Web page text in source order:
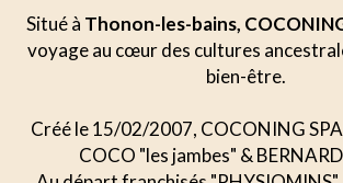
Situé à Thonon-les-bains,
voyage au cœur des cultures
bien-être.
Créé le 15/02/2007, COCONING
COCO "les jambes" &